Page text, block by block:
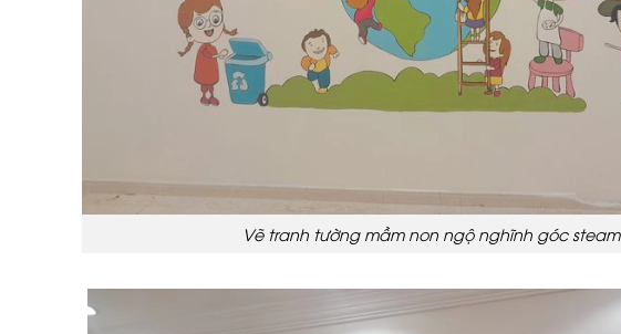
Vẽ tranh tường mầm non ngộ nghĩnh góc steam